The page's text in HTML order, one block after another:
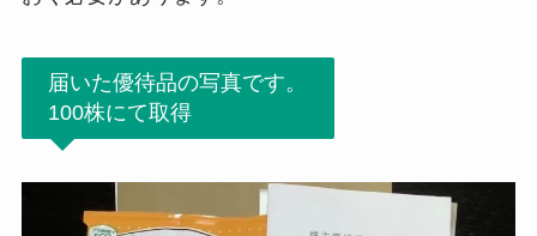
届いた優待品の写真です。
100株にて取得